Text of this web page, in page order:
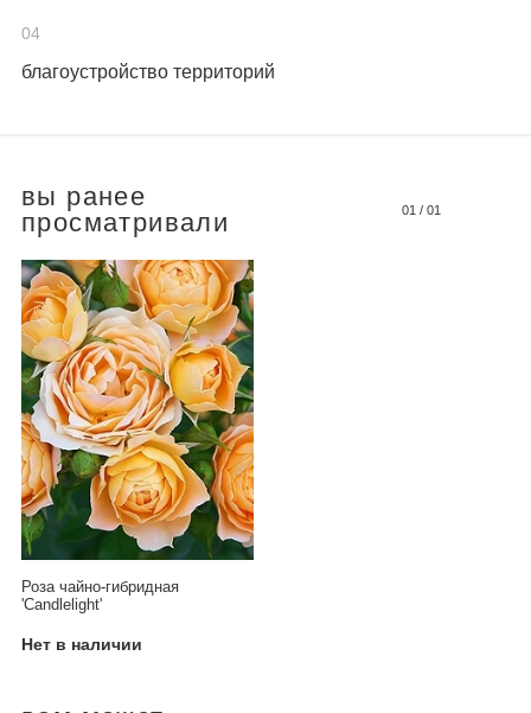
04
благоустройство территорий
вы ранее
просматривали
01 / 01
Роза чайно-гибридная
'Candlelight'
Нет в наличии